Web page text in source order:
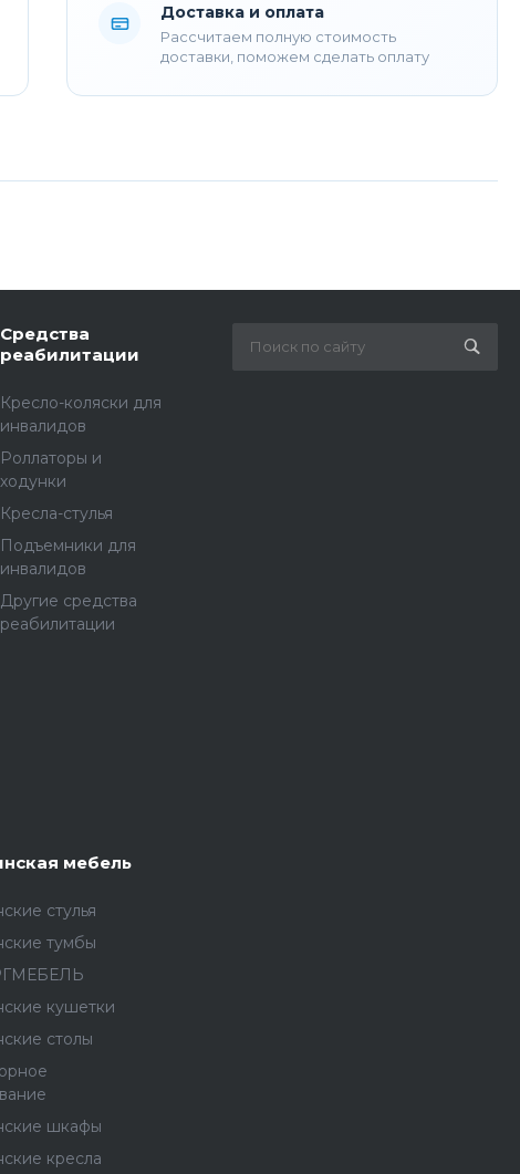
Доставка и оплата
Рассчитаем полную стоимость
доставки, поможем сделать оплату
Средства
реабилитации
Кресло-коляски для
инвалидов
Роллаторы и
ходунки
Кресла-стулья
Подъемники для
инвалидов
Другие средства
реабилитации
мебель
стулья
тумбы
кушетки
столы
шкафы
кресла